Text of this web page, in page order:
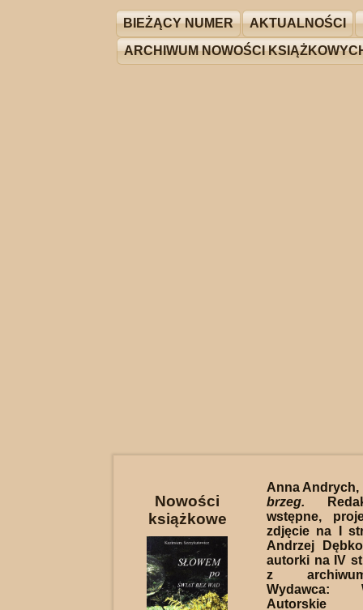
BIEŻĄCY NUMER AKTUALNOŚCI
ARCHIWUM NOWOŚCI
Nowości
książkowe
Anna Andrych,
brzeg.
wstępne,
zdjęcie na I
Andrzej
autorki na IV
z
Wydawca: